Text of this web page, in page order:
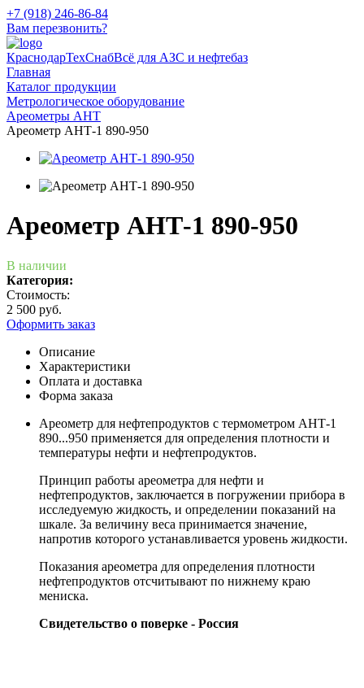
+7 (918) 246-86-84
Вам перезвонить?
КраснодарТехСнабВсё для АЗС и нефтебаз
Главная
Каталог продукции
Метрологическое оборудование
Ареометры АНТ
Ареометр АНТ-1 890-950
Ареометр АНТ-1 890-950
В наличии
Категория:
Стоимость:
2 500 руб.
Оформить заказ
Описание
Характеристики
Оплата и доставка
Форма заказа
Ареометр для нефтепродуктов с термометром АНТ-1
890...950 применяется для определения плотности и
температуры нефти и нефтепродуктов.
Принцип работы ареометра для нефти и
нефтепродуктов, заключается в погружении прибора в
исследуемую жидкость, и определении показаний на
шкале. За величину веса принимается значение,
напротив которого устанавливается уровень жидкости.
Показания ареометра для определения плотности
нефтепродуктов отсчитывают по нижнему краю
мениска.
Свидетельство о поверке - Россия